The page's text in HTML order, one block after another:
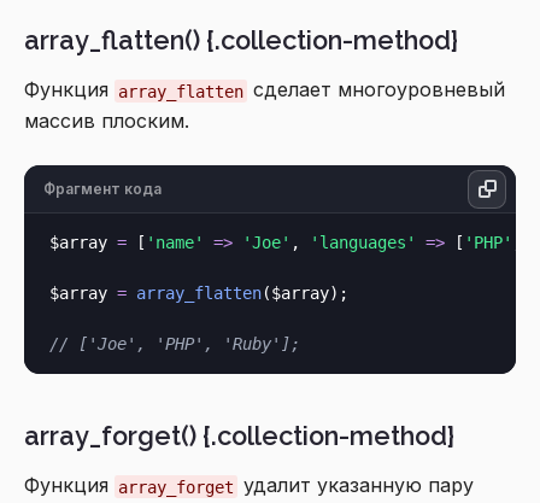
array_flatten() {.collection-method}
Функция array_flatten сделает многоуровневый
массив плоским.
Фрагмент кода
$array = [ 'name' => 'Joe' , 'languages' => [ 'PHP'
$array = array_flatten($array);
// ['Joe', 'PHP', 'Ruby'];
array_forget() {.collection-method}
Функция array_forget удалит указанную пару